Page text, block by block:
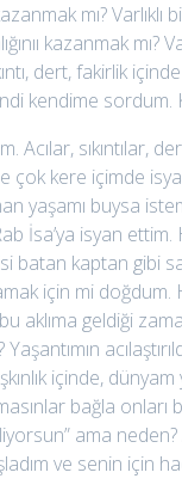
mı?
kazanmak mı?
dert, fakirlik
kendime
sıkıntılar,
kere içimde
yaşamı buysa
İsa’ya isyan
kaptan gibi
için mi
aklıma geldiği
içinde,
bağla onları
ama
ve senin için